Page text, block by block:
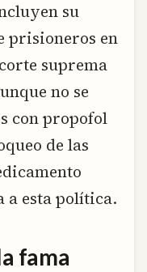
su
prisioneros en
suprema
no se
con propofol
de las
a esta política.
fama